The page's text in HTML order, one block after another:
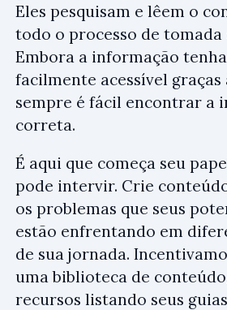
Eles pesquisam e lêem o
todo o processo de tomada
Embora a informação
facilmente acessível
sempre é fácil encontrar a
correta.
É aqui que começa seu
pode intervir. Crie
os problemas que seus
estão enfrentando em
de sua jornada.
uma biblioteca de
recursos listando seus